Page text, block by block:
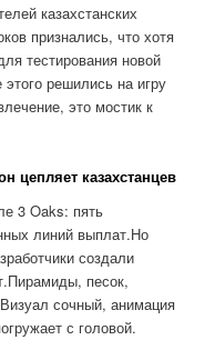
казахстанских
признались, что хотя
тестирования новой
решились на игру
это мостик к
цепляет казахстанцев
3 Oaks: пять
линий выплат.Но
создали
песок,
сочный, анимация
с головой.